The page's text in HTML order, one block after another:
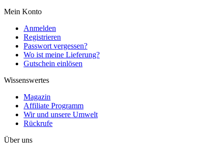
Mein Konto
Anmelden
Registrieren
Passwort vergessen?
Wo ist meine Lieferung?
Gutschein einlösen
Wissenswertes
Magazin
Affiliate Programm
Wir und unsere Umwelt
Rückrufe
Über uns